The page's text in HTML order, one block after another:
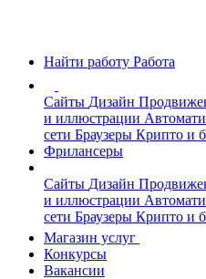
Найти работу Работа
Сайты Дизайн
и иллюстрации
сети Браузеры Крипто и
Фрилансеры
Сайты Дизайн
и иллюстрации
сети Браузеры Крипто и
Магазин услуг
Конкурсы
Вакансии